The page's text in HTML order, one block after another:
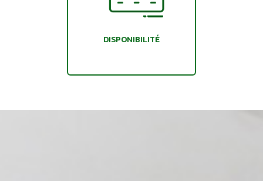
DISPONIBILITÉ